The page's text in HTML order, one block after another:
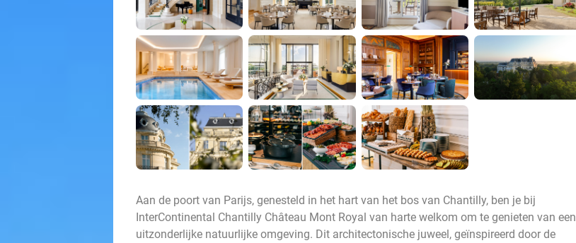
Aan de poort van Parijs, genesteld in het hart van het bos van Chantilly, ben je bij
InterContinental Chantilly Château Mont Royal van harte welkom om te genieten van een
uitzonderlijke natuurlijke omgeving. Dit architectonische juweel, geïnspireerd door de